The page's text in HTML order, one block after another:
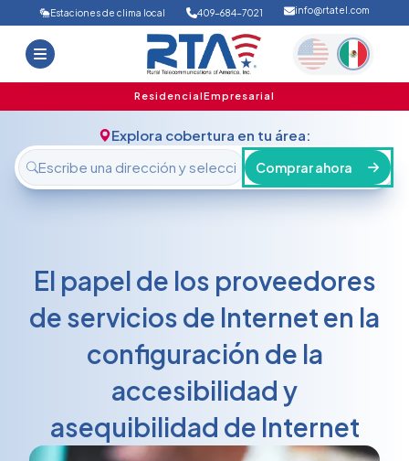
Inicio
Ofertas
Soporte
FAQ
Iniciar sesión
Estaciones de clima local 409-684-7021 info@rtatel.com
ResidencialEmpresarial
Explora cobertura en tu área:
Comprar ahora
El papel de los proveedores
de servicios de Internet en la
configuración de la
accesibilidad y
asequibilidad de Internet